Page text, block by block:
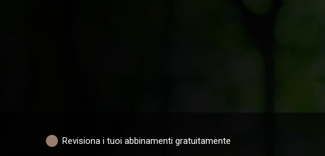
Revisiona i tuoi abbinamenti gratuitamente